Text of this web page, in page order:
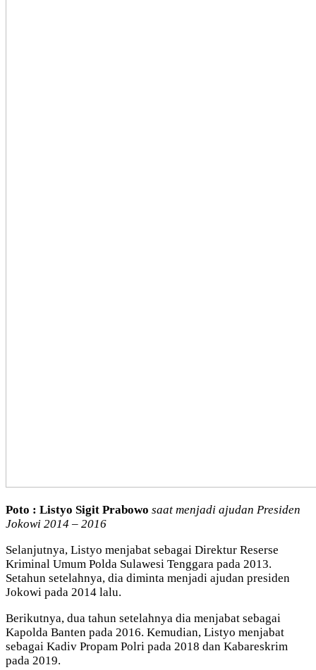
Poto : Listyo Sigit Prabowo saat menjadi ajudan Presiden
Jokowi 2014 – 2016
Selanjutnya, Listyo menjabat sebagai Direktur Reserse
Kriminal Umum Polda Sulawesi Tenggara pada 2013.
Setahun setelahnya, dia diminta menjadi ajudan presiden
Jokowi pada 2014 lalu.
Berikutnya, dua tahun setelahnya dia menjabat sebagai
Kapolda Banten pada 2016. Kemudian, Listyo menjabat
sebagai Kadiv Propam Polri pada 2018 dan Kabareskrim
pada 2019.